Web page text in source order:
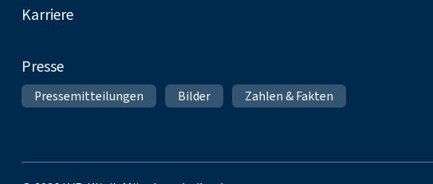
Karriere
Presse
Pressemitteilungen Bilder Zahlen & Fakten